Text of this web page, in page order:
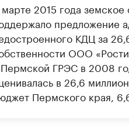
2015 года
предложение
КДЦ за
ООО
ГРЭС в 2008
в 26,6
Пермского края,